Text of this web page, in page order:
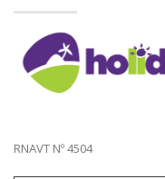
RNAVT Nº 4504